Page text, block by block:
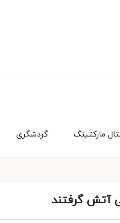
گردشگری مارکتینگ
آتش گرفتند